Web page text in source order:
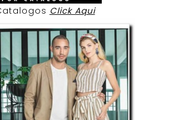
Click Aqui